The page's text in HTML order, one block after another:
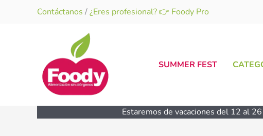
Contáctanos /¿Eres profesional? 👉 Foody Pro
SUMMER FEST
Estaremos de vacaciones del 12 al